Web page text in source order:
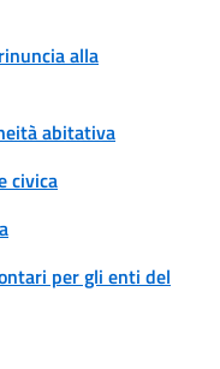
alla
abitativa
civica
per gli enti del